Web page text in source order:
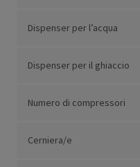
Dispenser per l’acqua
Dispenser per il ghiaccio
Numero di compressori
Cerniera/e